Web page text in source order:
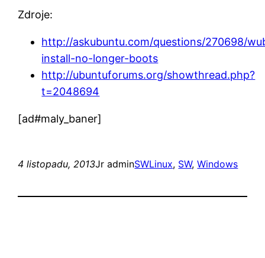
Zdroje:
http://askubuntu.com/questions/270698/
install-no-longer-boots
http://ubuntuforums.org/showthread.php?
t=2048694
[ad#maly_baner]
4 listopadu, 2013Jr adminSWLinux, SW, Windows